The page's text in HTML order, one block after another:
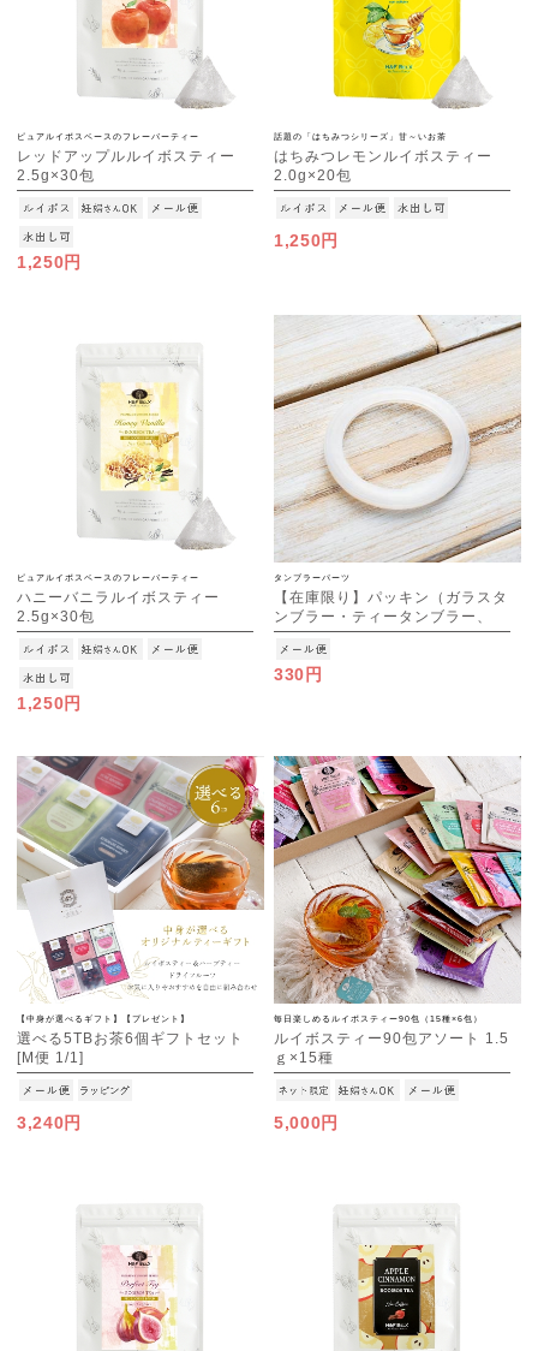
ピュアルイボスベースのフレーバーティー
レッドアップルルイボスティー
2.5g×30包
[M便 1/3]
1,250円
話題の「はちみつシリーズ」甘～いお茶
はちみつレモンルイボスティー
2.0g×20包
[M便 1/3]
1,250円
ピュアルイボスベースのフレーバーティー
ハニーバニラルイボスティー
2.5g×30包
[M便 1/3]
1,250円
タンブラーパーツ
【在庫限り】パッキン（ガラスタ
ンブラー・ティータンブラー、
M・S兼用）
330円
【中身が選べるギフト】【プレゼント】
選べる5TBお茶6個ギフトセット
[M便 1/1]
3,240円
毎日楽しめるルイボスティー90包（15種×6包）
ルイボスティー90包アソート 1.5
ｇ×15種
[M便 1/1]
5,000円